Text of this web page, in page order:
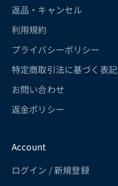
返品・キャンセル
利用規約
プライバシーポリシー
特定商取引法に基づく表記
お問い合わせ
返金ポリシー
Account
ログイン / 新規登録